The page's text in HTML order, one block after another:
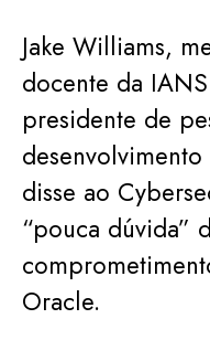
Jake Williams,
docente da
presidente de
disse ao
“pouca dúvida”
Oracle.